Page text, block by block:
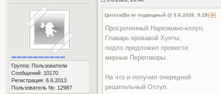
Группа: Пользователи
Сообщений: 10170
Регистрация: 6.6.2013
Пользователь №: 12987
Цитата(Ва яг подводный @ 5.6.2026, 9:29)
Просроченный Наркомано-клоун,
Главарь кровавой Хунты,
подло предложил провести
мирные Переговоры.
На что и получил очередной
решительный Отлуп.